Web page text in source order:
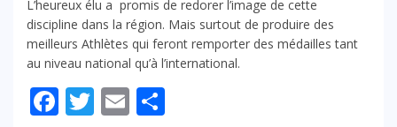
L’heureux élu a promis de redorer l’image de cette
discipline dans la région. Mais surtout de produire des
meilleurs Athlètes qui feront remporter des médailles tant
au niveau national qu’à l’international.
Facebook
Twitter
Email